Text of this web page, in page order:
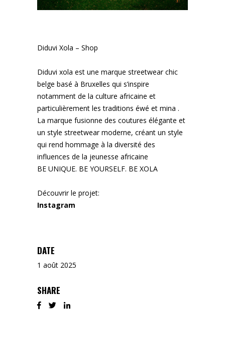
Diduvi Xola – Shop
Diduvi xola est une marque streetwear chic
belge basé à Bruxelles qui s’inspire
notamment de la culture africaine et
particulièrement les traditions éwé et mina .
La marque fusionne des coutures élégante et
un style streetwear moderne, créant un style
qui rend hommage à la diversité des
influences de la jeunesse africaine
BE UNIQUE. BE YOURSELF. BE XOLA
Découvrir le projet:
Instagram
DATE
1 août 2025
SHARE